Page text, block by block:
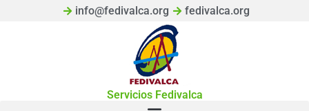
info@fedivalca.org fedivalca.org
Servicios Fedivalca